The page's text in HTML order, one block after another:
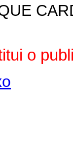
o